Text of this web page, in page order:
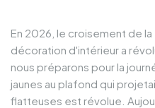
En 2026, le croisement de
décoration d'intérieur a
nous préparons pour la
jaunes au plafond qui
flatteuses est révolue.